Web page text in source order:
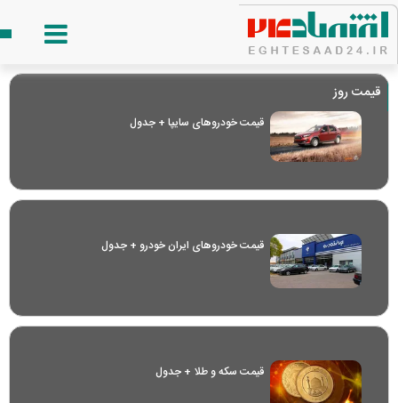
قیمت روز
قیمت خودرو‌های سایپا + جدول
قیمت خودرو‌های ایران خودرو + جدول
قیمت سکه و طلا + جدول